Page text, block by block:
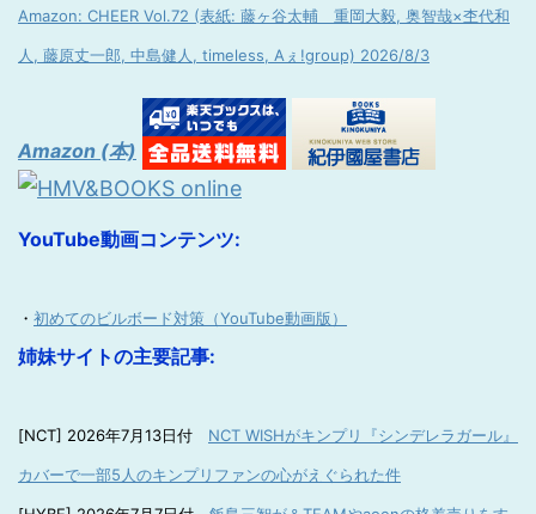
Amazon: CHEER Vol.72 (表紙: 藤ヶ谷太輔 重岡大毅, 奥智哉×杢代和
人, 藤原丈一郎, 中島健人, timeless, Aぇ!group) 2026/8/3
Amazon (本)
YouTube動画コンテンツ:
・ 初めてのビルボード対策（YouTube動画版）
姉妹サイトの主要記事:
[NCT] 2026年7月13日付 NCT WISHがキンプリ『シンデレラガール』
カバーで一部5人のキンプリファンの心がえぐられた件